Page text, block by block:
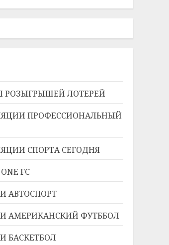
РОЗЫГРЫШЕЙ ЛОТЕРЕЙ
ПРОФЕССИОНАЛЬНЫЙ
СПОРТА СЕГОДНЯ
FC
АВТОСПОРТ
АМЕРИКАНСКИЙ ФУТББОЛ
БАСКЕТБОЛ